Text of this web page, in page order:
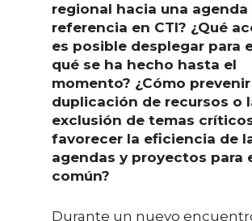
regional hacia una agenda
referencia en CTI? ¿Qué
es posible desplegar para
qué se ha hecho hasta el
momento? ¿Cómo
duplicación de recursos o
exclusión de temas
favorecer la eficiencia de
agendas y proyectos para
común?
Durante un nuevo